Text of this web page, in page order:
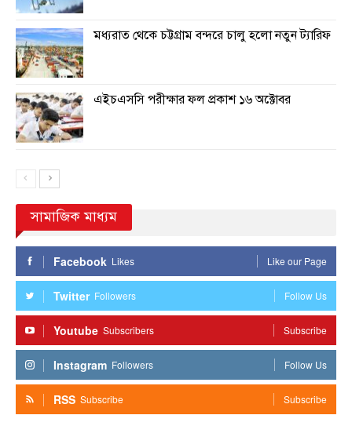
মধ্যরাত থেকে চট্টগ্রাম বন্দরে চালু হলো নতুন ট্যারিফ
এইচএসসি পরীক্ষার ফল প্রকাশ ১৬ অক্টোবর
সামাজিক মাধ্যম
Facebook Likes Like our Page
Twitter Followers Follow Us
Youtube Subscribers Subscribe
Instagram Followers Follow Us
RSS Subscribe Subscribe